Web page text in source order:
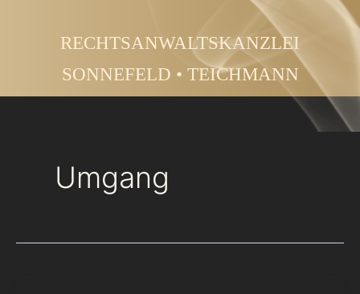
RECHTSANWALTSKANZLEI
SONNEFELD • TEICHMANN
Umgang